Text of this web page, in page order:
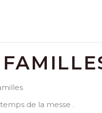
de la messe .